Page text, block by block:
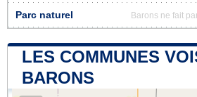
Parc naturel Barons ne fait
LES COMMUNES
BARONS